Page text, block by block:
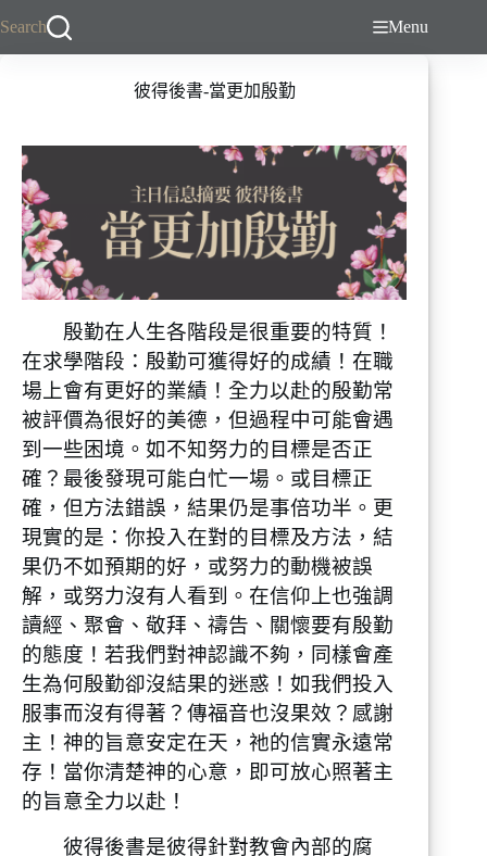
Search Menu
彼得後書-當更加殷勤
殷勤在人生各階段是很重要的特質！
在求學階段：殷勤可獲得好的成績！在職
場上會有更好的業績！全力以赴的殷勤常
被評價為很好的美德，但過程中可能會遇
到一些困境。如不知努力的目標是否正
確？最後發現可能白忙一場。或目標正
確，但方法錯誤，結果仍是事倍功半。更
現實的是：你投入在對的目標及方法，結
果仍不如預期的好，或努力的動機被誤
解，或努力沒有人看到。在信仰上也強調
讀經、聚會、敬拜、禱告、關懷要有殷勤
的態度！若我們對神認識不夠，同樣會產
生為何殷勤卻沒結果的迷惑！如我們投入
服事而沒有得著？傳福音也沒果效？感謝
主！神的旨意安定在天，祂的信實永遠常
存！當你清楚神的心意，即可放心照著主
的旨意全力以赴！
彼得後書是彼得針對教會內部的腐